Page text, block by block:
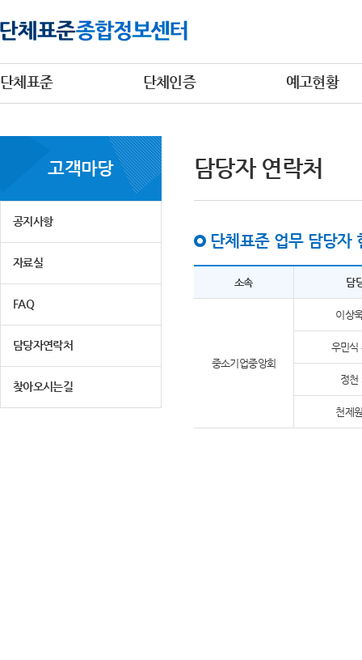
단체표준 단체인증 예고현황
고객마당
공지사항
자료실
FAQ
담당자연락처
찾아오시는길
담당자 연락처
단체표준 업무 담당자
소속 담
중소기업중앙회
이상
우민식
정천
천제